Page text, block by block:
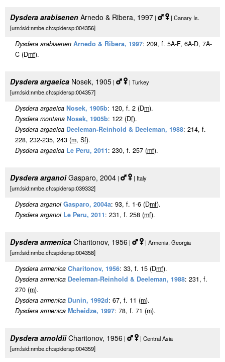
Dysdera arabisenen Arnedo & Ribera, 1997 |
| Canary Is.
[urn:lsid:nmbe.ch:spidersp:004356]
Dysdera arabisenen Arnedo & Ribera, 1997: 209, f. 5A-F, 6A-D, 7A-
C (Dmf).
Dysdera argaeica Nosek, 1905 |
| Turkey
[urn:lsid:nmbe.ch:spidersp:004357]
Dysdera argaeica Nosek, 1905b: 120, f. 2 (Dm).
Dysdera montana Nosek, 1905b: 122 (Df).
Dysdera argaeica Deeleman-Reinhold & Deeleman, 1988: 214, f.
228, 232-235, 243 (m, Sf).
Dysdera argaeica Le Peru, 2011: 230, f. 257 (mf).
Dysdera arganoiGasparo, 2004 |
| Italy
[urn:lsid:nmbe.ch:spidersp:039332]
Dysdera arganoi Gasparo, 2004a: 93, f. 1-6 (Dmf).
Dysdera arganoi Le Peru, 2011: 231, f. 258 (mf).
Dysdera armenica Charitonov, 1956 |
| Armenia, Georgia
[urn:lsid:nmbe.ch:spidersp:004358]
Dysdera armenica Charitonov, 1956: 33, f. 15 (Dmf).
Dysdera armenica Deeleman-Reinhold & Deeleman, 1988: 231, f.
270 (m).
Dysdera armenica Dunin, 1992d: 67, f. 11 (m).
Dysdera armenica Mcheidze, 1997: 78, f. 71 (m).
Dysdera arnoldiiCharitonov, 1956 |
| Central Asia
[urn:lsid:nmbe.ch:spidersp:004359]